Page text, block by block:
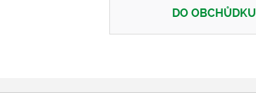
DO OBCHŮDKU